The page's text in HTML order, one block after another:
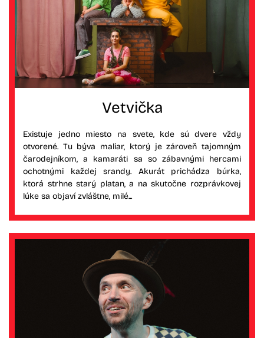
Vetvička
Existuje jedno miesto na svete, kde sú dvere vždy
otvorené. Tu býva maliar, ktorý je zároveň tajomným
čarodejníkom, a kamaráti sa so zábavnými hercami
ochotnými každej srandy. Akurát prichádza búrka,
ktorá strhne starý platan, a na skutočne rozprávkovej
lúke sa objaví zvláštne, milé...